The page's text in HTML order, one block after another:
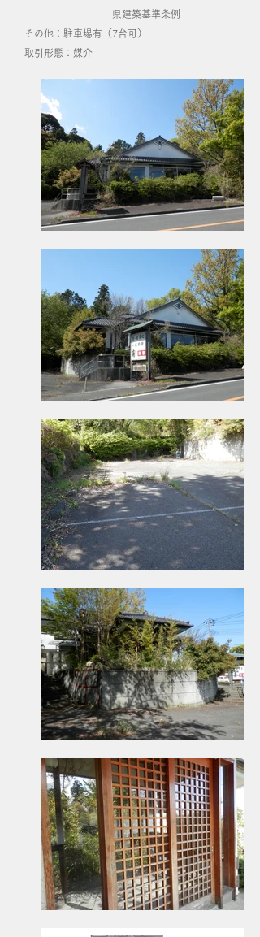
県建築基準条例
その他：駐車場有（7台可）
​取引形態：媒介